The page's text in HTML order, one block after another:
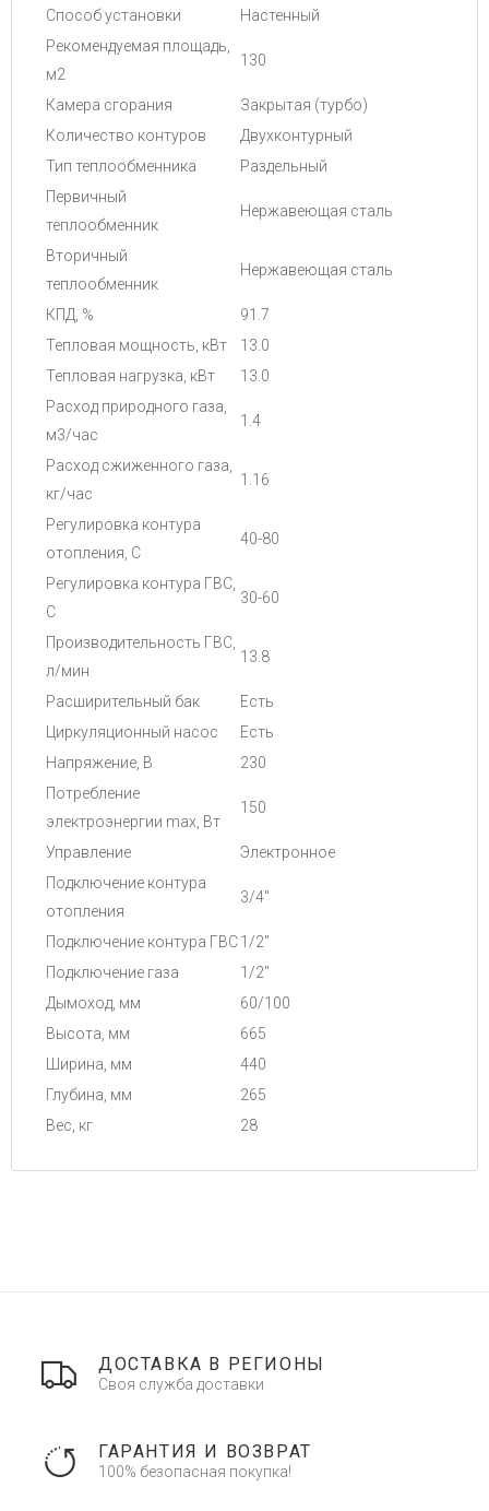
Способ установки
Настенный
Рекомендуемая площадь,
м2
130
Камера сгорания
Закрытая (турбо)
Количество контуров
Двухконтурный
Тип теплообменника
Раздельный
Первичный
теплообменник
Нержавеющая сталь
Вторичный
теплообменник
Нержавеющая сталь
КПД, %
91.7
Тепловая мощность, кВт
13.0
Тепловая нагрузка, кВт
13.0
Расход природного газа,
м3/час
1.4
Расход сжиженного газа,
кг/час
1.16
Регулировка контура
отопления, С
40-80
Регулировка контура ГВС,
С
30-60
Производительность ГВС,
л/мин
13.8
Расширительный бак
Есть
Циркуляционный насос
Есть
Напряжение, В
230
Потребление
электроэнергии max, Вт
150
Управление
Электронное
Подключение контура
отопления
3/4"
Подключение контура ГВС1/2"
Подключение газа
1/2"
Дымоход, мм
60/100
Высота, мм
665
Ширина, мм
440
Глубина, мм
265
Вес, кг
28
ДОСТАВКА В РЕГИОНЫ
Своя служба доставки
ГАРАНТИЯ И ВОЗВРАТ
100% безопасная покупка!